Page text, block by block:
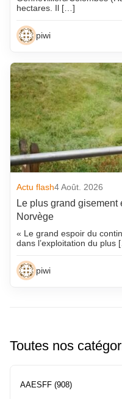
hectares. Il […]
piwi
Actu flash4 Août. 2026
Le plus grand gisement
Norvège
« Le grand espoir du
dans l’exploitation du plus
piwi
Toutes nos
AAESFF (908)